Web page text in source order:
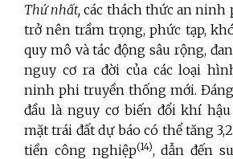
Thứ nhất, các thách thức an
trở nên trầm trọng, phức tạp,
quy mô và tác động sâu rộng,
nguy cơ ra đời của các loại
ninh phi truyền thống mới.
đầu là nguy cơ biến đổi khí
mặt trái đất dự báo có thể tăng 3,2
tiền công nghiệp(14), dẫn đến